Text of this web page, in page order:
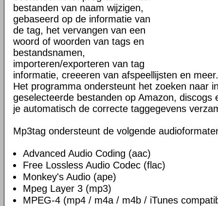
bestanden van naam wijzigen,
gebaseerd op de informatie van
de tag, het vervangen van een
woord of woorden van tags en
bestandsnamen,
importeren/exporteren van tag
informatie, creeeren van afspeellijsten en meer.
Het programma ondersteunt het zoeken naar
geselecteerde bestanden op Amazon, discogs
je automatisch de correcte taggegevens
Mp3tag ondersteunt de volgende
Advanced Audio Coding (aac)
Free Lossless Audio Codec (flac)
Monkey's Audio (ape)
Mpeg Layer 3 (mp3)
MPEG-4 (mp4 / m4a / m4b / iTunes